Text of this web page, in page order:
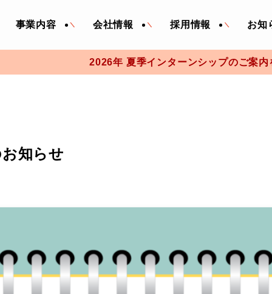
事業内容 会社情報 採用情報 お知
2026年 夏季インターンシップのご案内を掲載しま
知らせ